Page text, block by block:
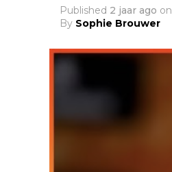
Published 2 jaar ago on
By Sophie Brouwer